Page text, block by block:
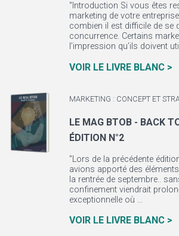
"Introduction Si vous êtes
marketing de votre
combien il est difficile de se
concurrence. Certains
l’impression qu’ils doivent
VOIR LE LIVRE BLANC >
MARKETING : CONCEPT ET
LE MAG BTOB - BACK
ÉDITION N°2
"Lors de la précédente
avions apporté des
la rentrée de septembre..
confinement viendrait
exceptionnelle où ...
VOIR LE LIVRE BLANC >